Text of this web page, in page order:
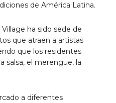
de América Latina.
ha sido sede de
que atraen a artistas
que los residentes
salsa, el merengue, la
a diferentes